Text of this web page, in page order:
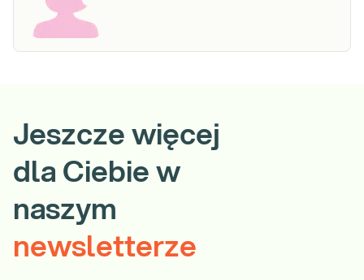
Jeszcze więcej
dla Ciebie w
naszym
newsletterze